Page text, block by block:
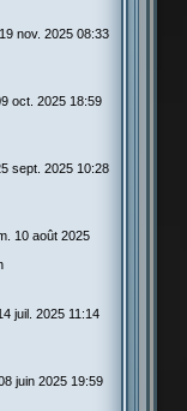
nov. 2025 08:33
oct. 2025 18:59
sept. 2025 10:28
10 août 2025
juil. 2025 11:14
juin 2025 19:59